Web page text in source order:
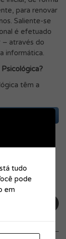
para renovar
Saliente-se
é efetuado
– através do
informática.
têm a
tudo
pode
em